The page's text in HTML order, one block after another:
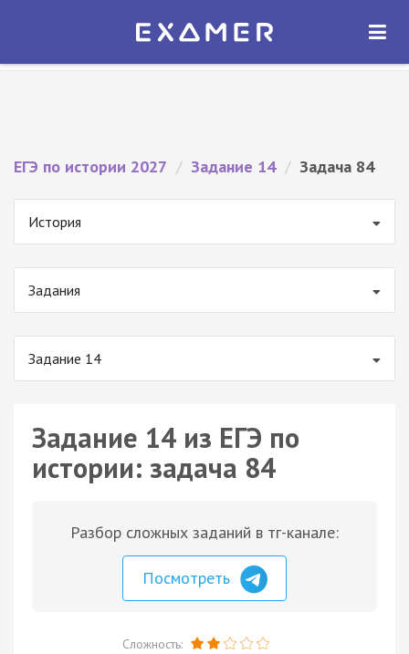
Экзамер — ЕГЭ 2027
ОТКРЫТЬ
ЕГЭ по истории 2027 / Задание 14 / Задача 84
История
Задания
Задание 14
Задание 14 из ЕГЭ по
истории: задача 84
Разбор сложных заданий в тг-канале:
Посмотреть
Сложность: